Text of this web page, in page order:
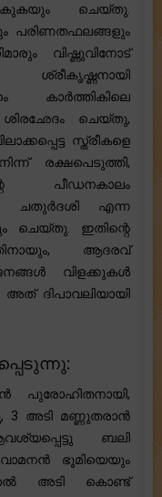
ചെയ്തു.
പരിണതഫലങ്ങളും
വിഷ്ണുവിനോട്
ശ്രീകൃഷ്ണനായി
കാർത്തികിലെ
ചെയ്തു,
സ്ത്രീകളെ
രക്ഷപെടുത്തി,
പീഡനകാലം
ചതുർദശി എന്ന
ചെയ്തു. ഇതിന്റെ
ആദരവ്
ജനങ്ങൾ വിളക്കുകൾ
ദിപാവലിയായി
3 അടി മണ്ണുതരാൻ
ബലി
വാമനൻ ഭൂമിയെയും
അടി കൊണ്ട്